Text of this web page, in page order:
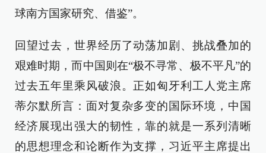
球南方国家研究、借鉴”。
回望过去，世界经历了动荡加剧、挑战叠加的
艰难时期，而中国则在“极不寻常、极不平凡”的
过去五年里乘风破浪。正如匈牙利工人党主席
蒂尔默所言：面对复杂多变的国际环境，中国
经济展现出强大的韧性，靠的就是一系列清晰
的思想理念和论断作为支撑，习近平主席提出